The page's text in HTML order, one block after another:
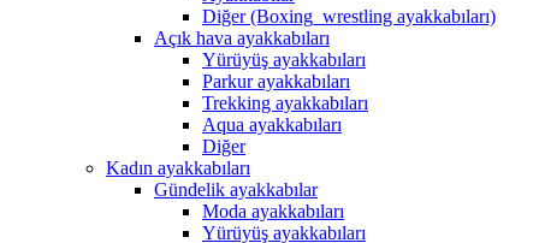
Diğer (Boxing_wrestling ayakkabıları)
Açık hava ayakkabıları
Yürüyüş ayakkabıları
Parkur ayakkabıları
Trekking ayakkabıları
Aqua ayakkabıları
Diğer
Kadın ayakkabıları
Gündelik ayakkabılar
Moda ayakkabıları
Yürüyüş ayakkabıları